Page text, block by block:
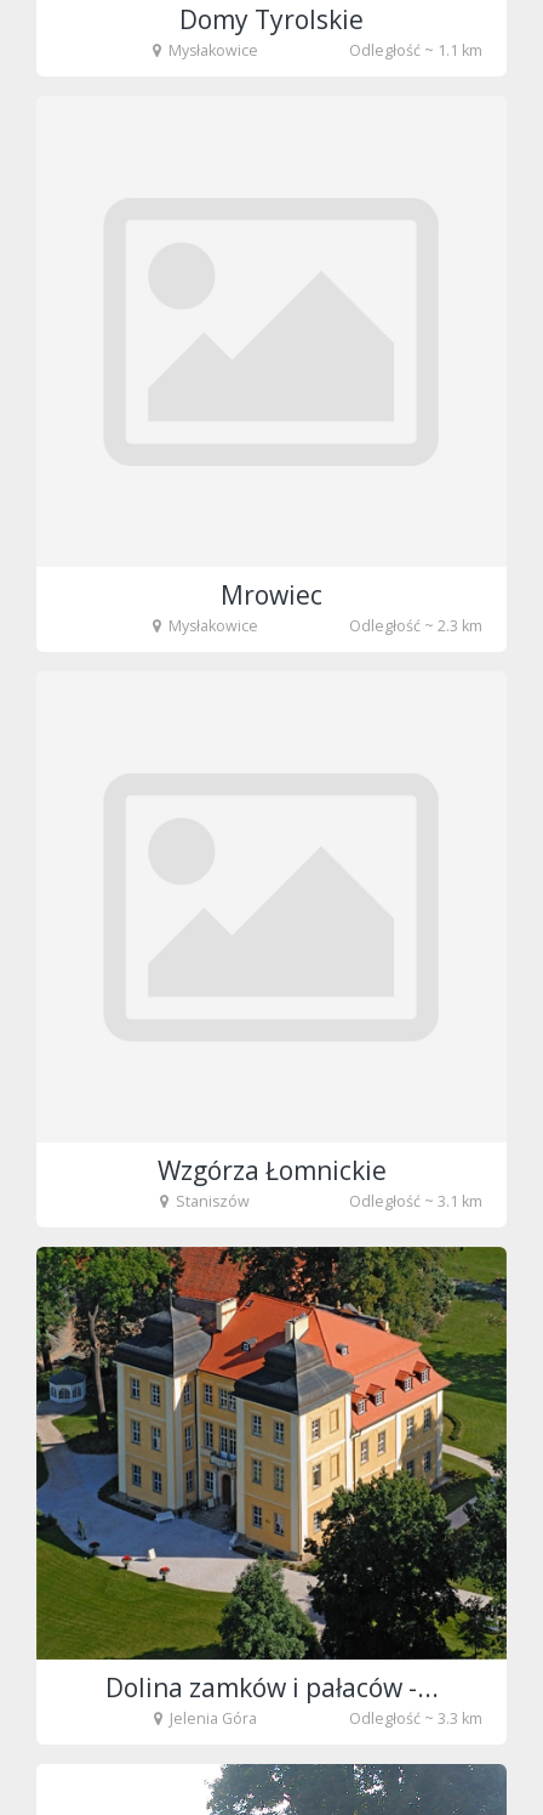
Domy Tyrolskie
Mysłakowice Odległość ~ 1.1 km
Mrowiec
Mysłakowice Odległość ~ 2.3 km
Wzgórza Łomnickie
Staniszów Odległość ~ 3.1 km
fot. Zbigniew
Dolina zamków i pałaców -...
Jelenia Góra Odległość ~ 3.3 km